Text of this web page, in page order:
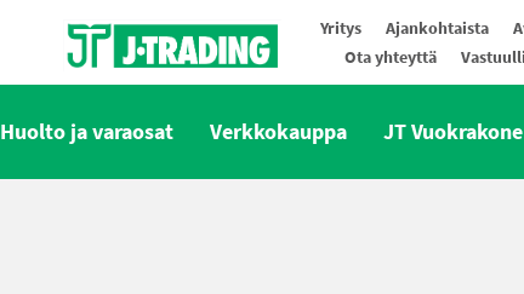
Yritys Ajankohtaista
Ota yhteyttä
Huolto ja varaosat Verkkokauppa JT Vuokrakone